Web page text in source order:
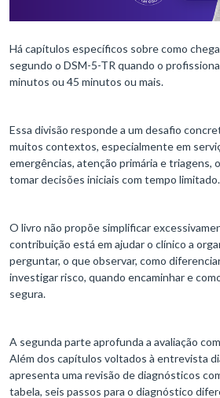
Há capítulos específicos sobre como
segundo o DSM-5-TR quando o
minutos ou 45 minutos ou mais.
Essa divisão responde a um desafio
muitos contextos, especialmente em
emergências, atenção primária e triagens,
tomar decisões iniciais com tempo limitado.
O livro não propõe simplificar
contribuição está em ajudar o clínico a
perguntar, o que observar, como
investigar risco, quando encaminhar e
segura.
A segunda parte aprofunda a avaliação
Além dos capítulos voltados à entrevista
apresenta uma revisão de diagnósticos
tabela, seis passos para o diagnóstico